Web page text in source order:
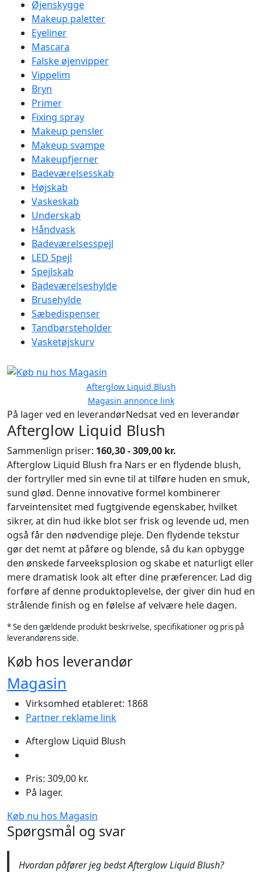
Øjenskygge
Makeup paletter
Eyeliner
Mascara
Falske øjenvipper
Vippelim
Bryn
Primer
Fixing spray
Makeup pensler
Makeup svampe
Makeupfjerner
Badeværelsesskab
Højskab
Vaskeskab
Underskab
Håndvask
Badeværelsesspejl
LED Spejl
Spejlskab
Badeværelseshylde
Brusehylde
Sæbedispenser
Tandbørsteholder
Vasketøjskurv
Afterglow Liquid Blush
Magasin annonce link
På lager ved en leverandørNedsat ved en leverandør
Afterglow Liquid Blush
Sammenlign priser: 160,30 - 309,00 kr.
Afterglow Liquid Blush fra Nars er en flydende blush,
der fortryller med sin evne til at tilføre huden en smuk,
sund glød. Denne innovative formel kombinerer
farveintensitet med fugtgivende egenskaber, hvilket
sikrer, at din hud ikke blot ser frisk og levende ud, men
også får den nødvendige pleje. Den flydende tekstur
gør det nemt at påføre og blende, så du kan opbygge
den ønskede farveeksplosion og skabe et naturligt eller
mere dramatisk look alt efter dine præferencer. Lad dig
forføre af denne produktoplevelse, der giver din hud en
strålende finish og en følelse af velvære hele dagen.
* Se den gældende produkt beskrivelse, specifikationer og pris på
leverandørens side.
Køb hos leverandør
Magasin
Virksomhed etableret: 1868
Partner reklame link
Afterglow Liquid Blush
Pris: 309,00 kr.
På lager.
Køb nu hos Magasin
Spørgsmål og svar
Hvordan påfører jeg bedst Afterglow Liquid Blush?